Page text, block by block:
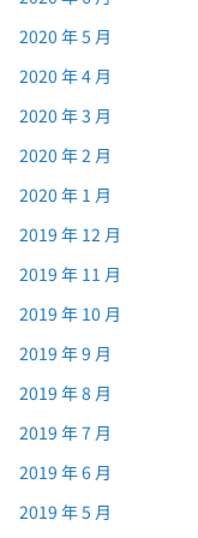
2020 年 5 月
2020 年 4 月
2020 年 3 月
2020 年 2 月
2020 年 1 月
2019 年 12 月
2019 年 11 月
2019 年 10 月
2019 年 9 月
2019 年 8 月
2019 年 7 月
2019 年 6 月
2019 年 5 月